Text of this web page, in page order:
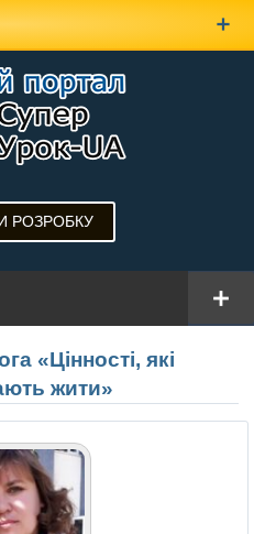
РОЗРОБКУ
«Цінності, які
жити»